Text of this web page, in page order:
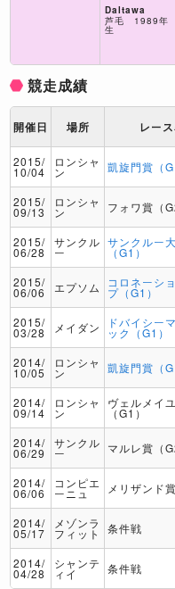
Daltawa
芦毛 1989年
生
競走成績
開催日 場所 レー
2015/
10/04
ロンシャ
ン 凱旋門賞（
2015/
09/13
ロンシャ
ン フォワ賞（
2015/
06/28
サンクル
ー
サンクルー
（G1）
2015/
06/06 エプソム コロネーシ
プ（G1）
2015/
03/28 メイダン ドバイシー
ック（G1）
2014/
10/05
ロンシャ
ン 凱旋門賞（
2014/
09/14
ロンシャ
ン
ヴェルメイ
（G1）
2014/
06/29
サンクル
ー マルレ賞（
2014/
06/06
コンピエ
ーニュ メリザンド
2014/
05/17
メゾンラ
フィット 条件戦
2014/
04/28
シャンテ
ィイ 条件戦